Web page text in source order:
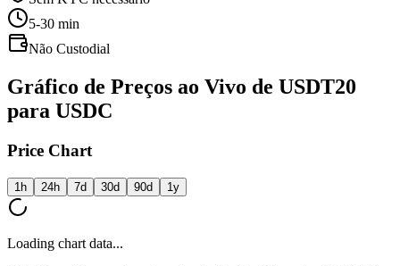
5-30 min
Não Custodial
Gráfico de Preços ao Vivo de USDT20
para USDC
Price Chart
1h 24h 7d 30d 90d 1y
Loading chart data...